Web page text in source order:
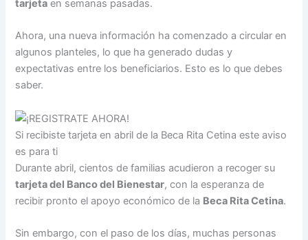
tarjeta en semanas pasadas.
Ahora, una nueva información ha comenzado a circular en
algunos planteles, lo que ha generado dudas y
expectativas entre los beneficiarios. Esto es lo que debes
saber.
Si recibiste tarjeta en abril de la Beca Rita Cetina este aviso
es para ti
Durante abril, cientos de familias acudieron a recoger su
tarjeta del Banco del Bienestar, con la esperanza de
recibir pronto el apoyo económico de la Beca Rita Cetina.
Sin embargo, con el paso de los días, muchas personas